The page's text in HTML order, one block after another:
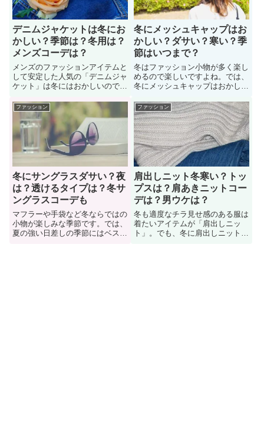
か？」詳しく見ていこう。
ーディネート方法についても紹
介。
デニムジャケットは冬にお
かしい？季節は？冬用は？
メンズコーデは？
メンズのファッションアイテムと
して安定した人気の「デニムジャ
ケット」は冬にはおかしいのでし
ットをアウターとして着たいけど
「おかしくないか？寒くない
か？」悩んでいる男性も多い。こ
のページでは、冬でも着られるデ
ニムジャケットのコーディネート
方法などについて紹介していま
冬にメッシュキャップはお
かしい？ダサい？寒い？季
節はいつまで？
冬はファッション小物が多く楽し
めるので楽しいですよね。では、
冬にメッシュキャップはおかしい
プを活用したいけど「おかしくな
いか？寒いか？季節感ゼロか？」
悩んでいる女性や男性も多い。そ
こで「冬にメッシュキャップはお
かしいのか？」という疑問につい
て詳しく見ていこう
ファッション
冬にサングラスダサい？夜
は？透けるタイプは？冬サ
ングラスコーデも
マフラーや手袋など冬ならではの
小物が楽しみな季節です。では、
夏の強い日差しの季節にはベスト
ファッション
肩出しニット冬寒い？トッ
プスは？肩あきニットコー
デは？男ウケは？
冬も適度なチラ見せ感のある服は
着たいアイテムが「肩出しニッ
ト」。でも、冬に肩出しニットは